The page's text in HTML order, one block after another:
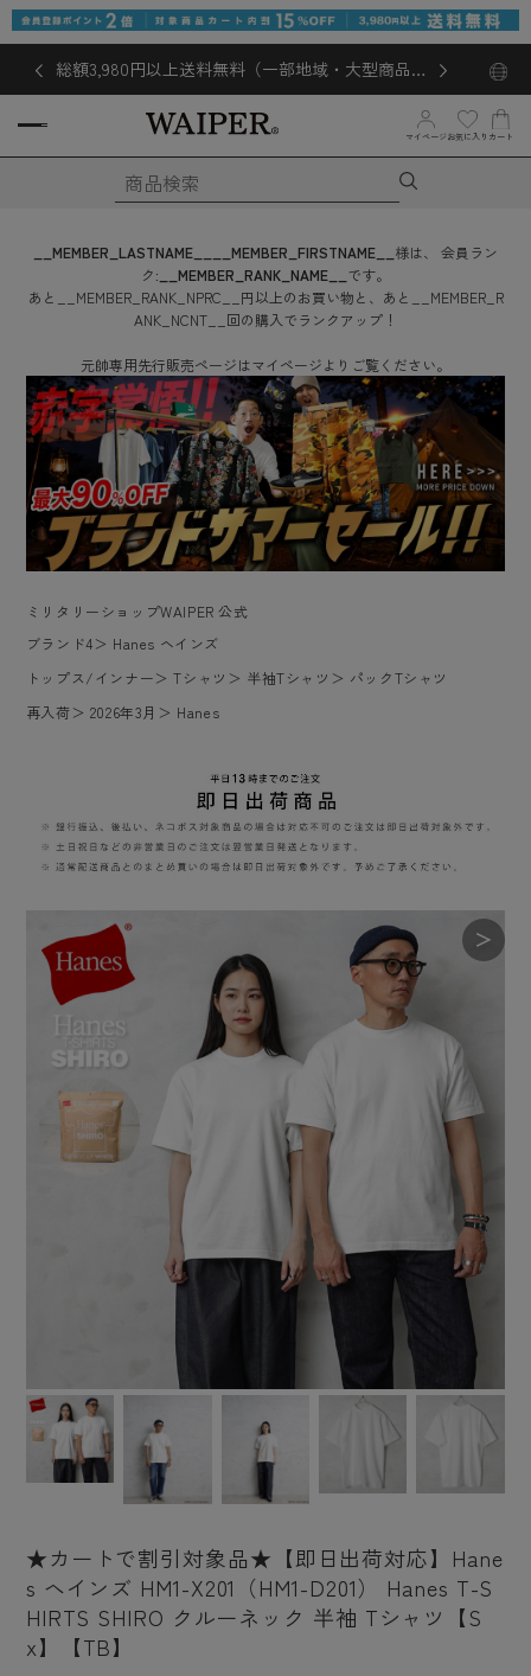
総額3,980円以上送料無料（一部地域・大型商品対
マイページ お気に入り カート
__MEMBER_LASTNAME__ __MEMBER_FIRSTNAME__ 様は、
会員ラン
ク: __MEMBER_RANK_NAME__ です。
あと
__MEMBER_RANK_NPRC__ 円以上のお買い物と、あと
__MEMBER_R
ANK_NCNT__ 回の購入でランクアップ！
元帥専用先行販売ページはマイページよりご覧ください。
ミリタリーショップWAIPER 公式
ブランド4＞ Hanes ヘインズ
トップス/インナー＞Tシャツ ＞ 半袖Tシャツ ＞ パックTシャツ
再入荷＞ 2026年3月 ＞ Hanes
＞
★カートで割引対象品★【即日出荷対応】Hane
s ヘインズ HM1-X201（HM1-D201） Hanes T-S
HIRTS SHIRO クルーネック 半袖 Tシャツ【S
x】【TB】